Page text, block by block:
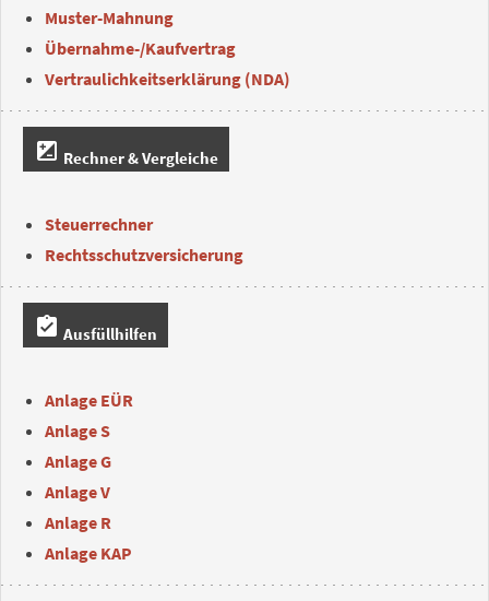
Muster-Mahnung
Übernahme-/Kaufvertrag
Vertraulichkeitserklärung (NDA)
iso Rechner & Vergleiche
Steuerrechner
Rechtsschutzversicherung
assignment_turned_in Ausfüllhilfen
Anlage EÜR
Anlage S
Anlage G
Anlage V
Anlage R
Anlage KAP